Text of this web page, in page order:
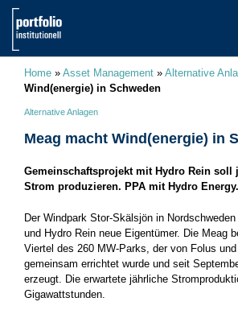
Home » Asset Management » Alternative
Wind(energie) in Schweden
Alternative Anlagen
Meag macht Wind(energie) in
Gemeinschaftsprojekt mit Hydro Rein soll
Strom produzieren. PPA mit Hydro Energy.
Der Windpark Stor-Skälsjön in
und Hydro Rein neue Eigentümer. Die Meag
Viertel des 260 MW-Parks, der von Folus
gemeinsam errichtet wurde und seit
erzeugt. Die erwartete jährliche
Gigawattstunden.